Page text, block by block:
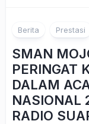
Berita Prestasi
SMAN
PERINGAT
DALAM
NASIONAL
RADIO